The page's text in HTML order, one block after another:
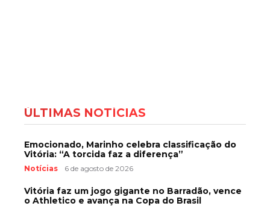
ÚLTIMAS NOTÍCIAS
Emocionado, Marinho celebra classificação do
Vitória: “A torcida faz a diferença”
Notícias 6 de agosto de 2026
Vitória faz um jogo gigante no Barradão, vence
o Athletico e avança na Copa do Brasil